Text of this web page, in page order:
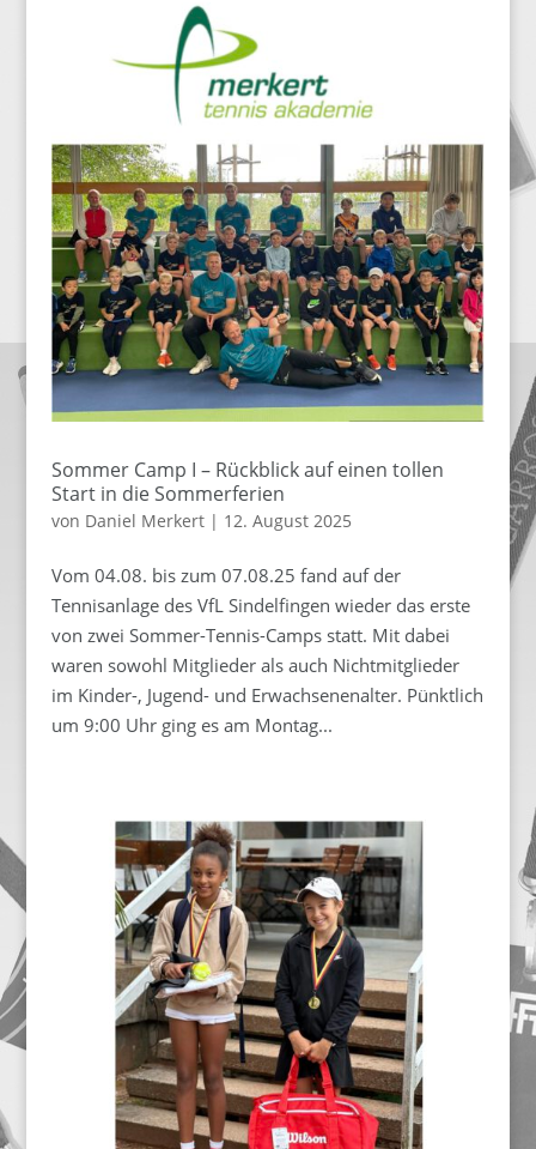
Sommer Camp I – Rückblick auf einen tollen
Start in die Sommerferien
von Daniel Merkert| 12. August 2025
Vom 04.08. bis zum 07.08.25 fand auf der
Tennisanlage des VfL Sindelfingen wieder das erste
von zwei Sommer-Tennis-Camps statt. Mit dabei
waren sowohl Mitglieder als auch Nichtmitglieder
im Kinder-, Jugend- und Erwachsenenalter. Pünktlich
um 9:00 Uhr ging es am Montag...